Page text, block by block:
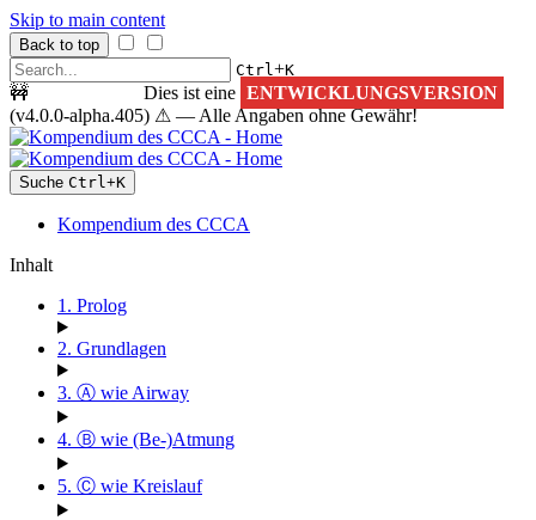
Skip to main content
Back to top
Ctrl+K
🚧 Dies ist eine ENTWICKLUNGSVERSION
(v4.0.0-alpha.405) ⚠ — Alle Angaben ohne Gewähr!
Suche Ctrl+K
Kompendium des CCCA
Inhalt
1. Prolog
2. Grundlagen
3. Ⓐ wie Airway
4. Ⓑ wie (Be-)Atmung
5. Ⓒ wie Kreislauf